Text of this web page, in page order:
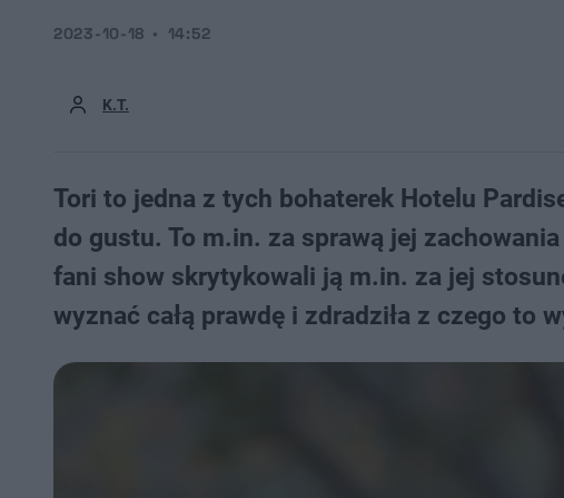
K.T.
2023-10-18 14:52
Tori to jedna z tych bohaterek Hotelu
do gustu. To m.in. za sprawą jej
fani show skrytykowali ją m.in. za jej
wyznać całą prawdę i zdradziła z czego to